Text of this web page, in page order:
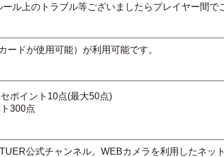
ル上のトラブル等ございましたらプレイヤー間で
ドが使用可能）が利用可能です。
ポイント10点(最大50点)
300点
公式チャンネル。WEBカメラを利用したネット